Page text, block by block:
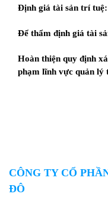
Định giá tài sản trí
Để thẩm định giá tài
Hoàn thiện quy định
phạm lĩnh vực quản lý
CÔNG TY CỔ
ĐÔ